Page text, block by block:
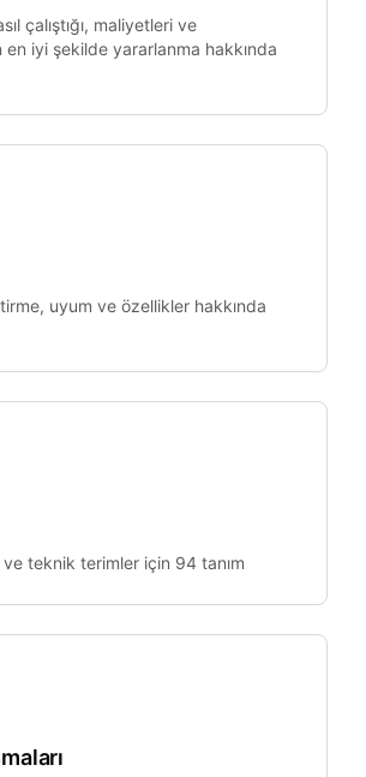
çalıştığı, maliyetleri ve
iyi şekilde yararlanma hakkında
uyum ve özellikler hakkında
teknik terimler için 94 tanım